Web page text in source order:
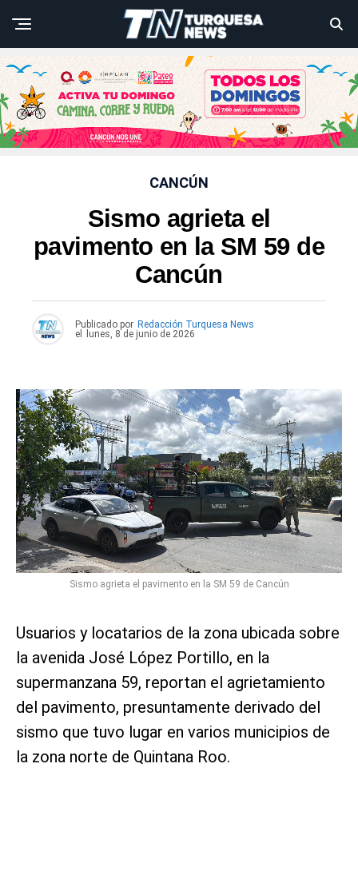
CANCÚN
Sismo agrieta el
pavimento en la SM 59 de
Cancún
Publicado por Redacción Turquesa News
el
lunes, 8 de junio de 2026
Sismo agrieta el pavimento en la SM 59 de Cancún
Usuarios y locatarios de la zona ubicada sobre
la avenida José López Portillo, en la
supermanzana 59, reportan el agrietamiento
del pavimento, presuntamente derivado del
sismo que tuvo lugar en varios municipios de
la zona norte de Quintana Roo.